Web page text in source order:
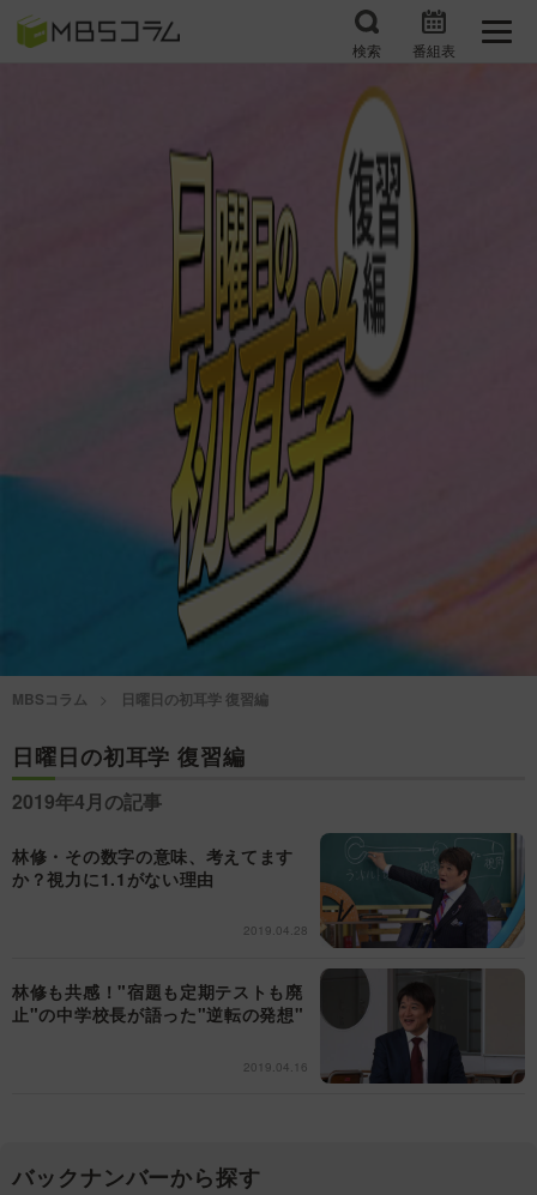
検索 番組表
エンタメMBS
3分で読める！『ザ・リー
ダー』たちの泣き笑い
もう一度楽しむプレバト
サタプラ ～気になる情
所さんお届けモノです！
の気になるトコロ
月曜の蛙、大海を知る。
マニアックでメカニカル
そしてＭＢＳ的なＭなス
何が起こるかホンマにわ
からん！？「ごぶごぶ」の
トリセツ
情熱大陸を読む
レストランだけじゃない
「水野真紀の魔法のレスト
ラン」
痛快！明石家電視台に、
エエ話はいらんねん！
読める！「生！池上彰×山
里亮太」
MBSコラム 日曜日の初耳学 復習編
日曜日の初耳学 復習編
2019年4月の記事
林修・その数字の意味、考えてます
か？視力に1.1がない理由
2019.04.28
林修も共感！"宿題も定期テストも廃
止"の中学校長が語った"逆転の発想"
2019.04.16
バックナンバーから探す